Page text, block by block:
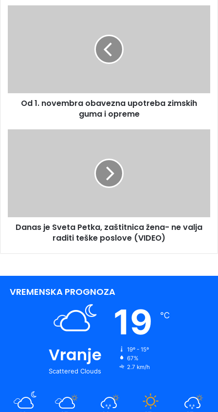
Od 1. novembra obavezna upotreba zimskih
guma i opreme
Danas je Sveta Petka, zaštitnica žena- ne valja
raditi teške poslove (VIDEO)
VREMENSKA PROGNOZA
Vranje
Scattered Clouds
19 ℃
19º - 15º
67%
2.7 km/h